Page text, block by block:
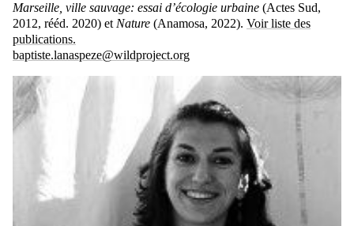
Marseille, ville sauvage: essai d’écologie urbaine (Actes Sud,
2012, rééd. 2020) et Nature (Anamosa, 2022). Voir liste des
publications.
baptiste.lanaspeze@wildproject.org